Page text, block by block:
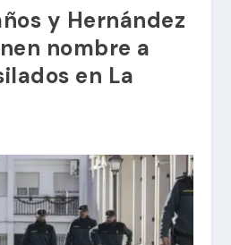
y Hernández
nombre a
en La